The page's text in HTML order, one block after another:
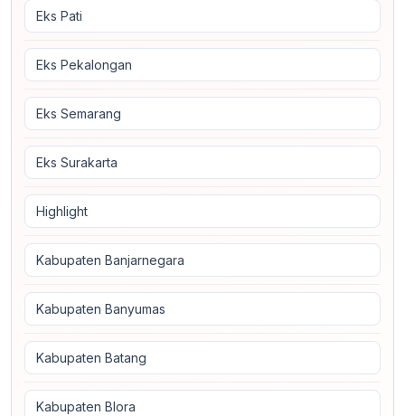
Eks Pati
Eks Pekalongan
Eks Semarang
Eks Surakarta
Highlight
Kabupaten Banjarnegara
Kabupaten Banyumas
Kabupaten Batang
Kabupaten Blora